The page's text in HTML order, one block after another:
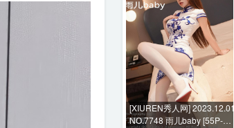
[XIUREN秀人网] 2023.12.01
NO.7748 雨儿baby [55P-